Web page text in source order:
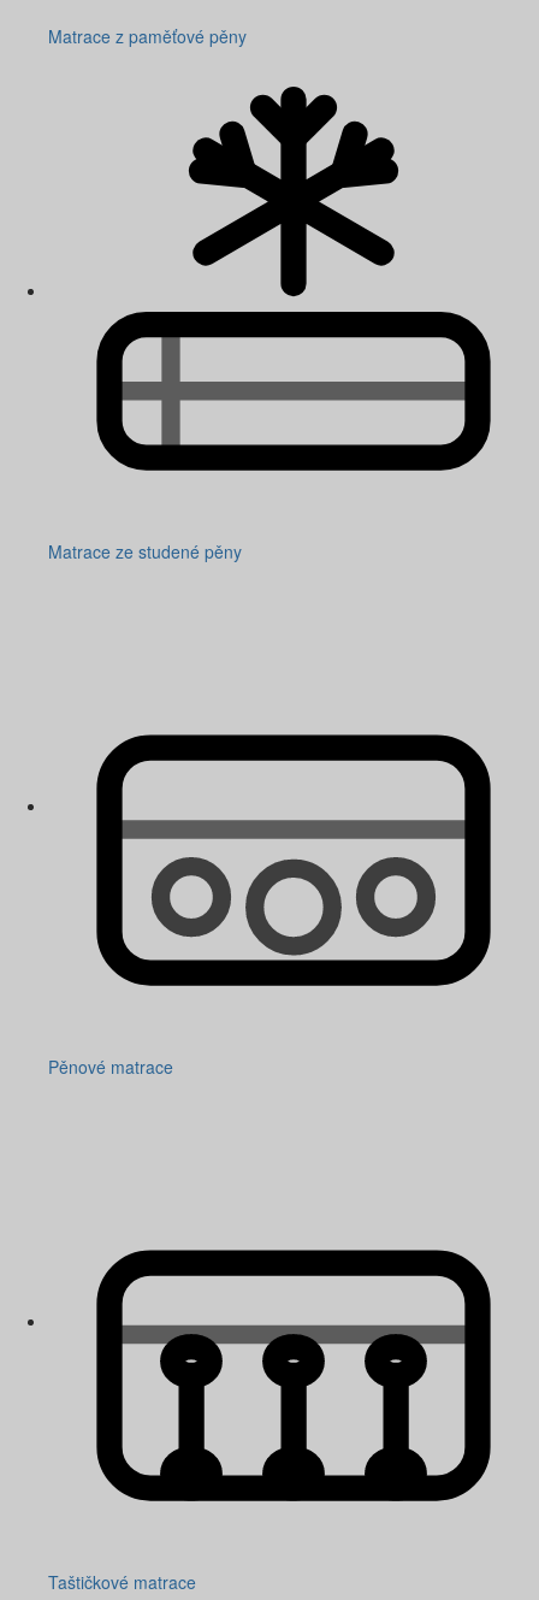
Matrace z paměťové pěny
Matrace ze studené pěny
Pěnové matrace
Taštičkové matrace